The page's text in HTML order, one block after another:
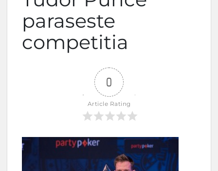
paraseste
competitia
0
Article Rating